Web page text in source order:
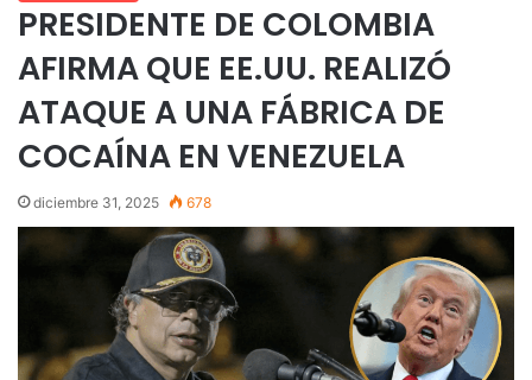
PRESIDENTE DE COLOMBIA
AFIRMA QUE EE.UU. REALIZÓ
ATAQUE A UNA FÁBRICA DE
COCAÍNA EN VENEZUELA
diciembre 31, 2025 678